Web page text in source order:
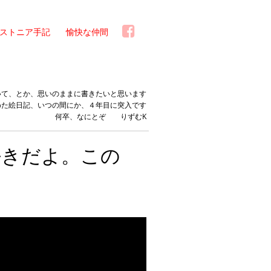
トニア手記 愉快な仲間
、とか、思いのままに書きたいと思います
絵日記、いつの間にか、４年目に突入です
何卒、なにとぞ りずむK
だよ。この